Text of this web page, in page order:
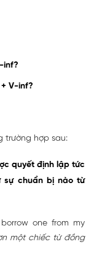
inf?
V-inf?
trường hợp sau:
quyết định lập tức
sự chuẩn bị nào từ
one from my
một chiếc từ đồng